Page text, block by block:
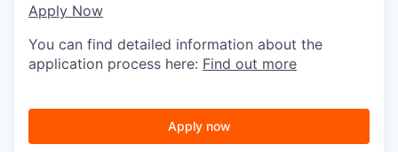
Apply Now
You can find detailed information about the
application process here: Find out more
Apply now